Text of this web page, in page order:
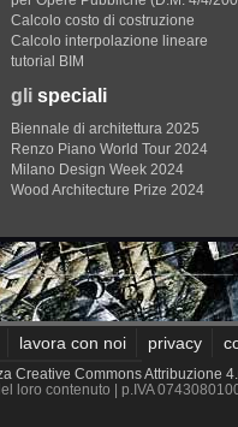
Calcolo costo di costruzione
Calcolo interpolazione lineare
tutorial BIM
gli speciali
Biennale di architettura 2025
Renzo Piano World Tour 2024
Milano Design Week 2024
Wood Architecture Prize 2024
lavora con noi privacy
Creative Commons Attribuzione
loro contenuto
| p.IVA